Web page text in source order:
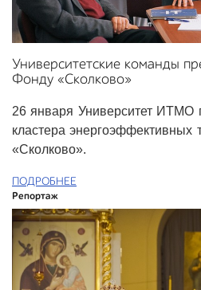
Университетские команды
Фонду «Сколково»
26 января Университет ИТМО
кластера
«Сколково».
ПОДРОБНЕЕ
Репортаж